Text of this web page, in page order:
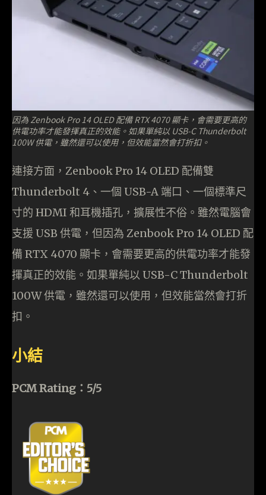
因為 Zenbook Pro 14 OLED 配備 RTX 4070 顯卡，會需要更高的
供電功率才能發揮真正的效能。如果單純以 USB-C Thunderbolt
100W 供電，雖然還可以使用，但效能當然會打折扣。
連接方面，Zenbook Pro 14 OLED 配備雙
Thunderbolt 4、一個 USB-A 端口、一個標準尺
寸的 HDMI 和耳機插孔，擴展性不俗。雖然電腦會
支援 USB 供電，但因為 Zenbook Pro 14 OLED 配
備 RTX 4070 顯卡，會需要更高的供電功率才能發
揮真正的效能。如果單純以 USB-C Thunderbolt
100W 供電，雖然還可以使用，但效能當然會打折
扣。
小結
PCM Rating：5/5